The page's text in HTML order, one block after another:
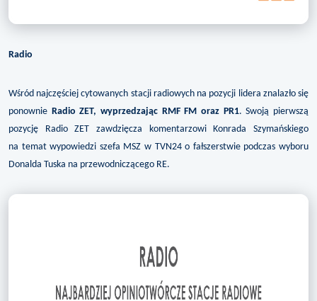
Radio
Wśród najczęściej cytowanych stacji radiowych na pozycji lidera znalazło się
ponownie Radio ZET, wyprzedzając RMF FM oraz PR1. Swoją pierwszą
pozycję Radio ZET zawdzięcza komentarzowi Konrada Szymańskiego
na temat wypowiedzi szefa MSZ w TVN24 o fałszerstwie podczas wyboru
Donalda Tuska na przewodniczącego RE.